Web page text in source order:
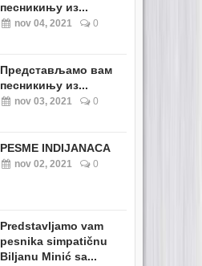
песникињу из...
nov 04, 2021 0
Представљамо вам
песникињу из...
nov 03, 2021 0
PESME INDIJANACA
nov 02, 2021 0
Predstavljamo vam
pesnika simpatičnu
Biljanu Minić sa...